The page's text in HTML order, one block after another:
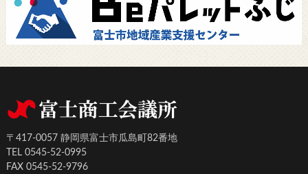
〒417-0057 静岡県富士市瓜島町82番地
TEL 0545-52-0995
FAX 0545-52-9796